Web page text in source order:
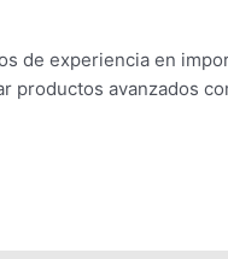
de experiencia en
avanzados